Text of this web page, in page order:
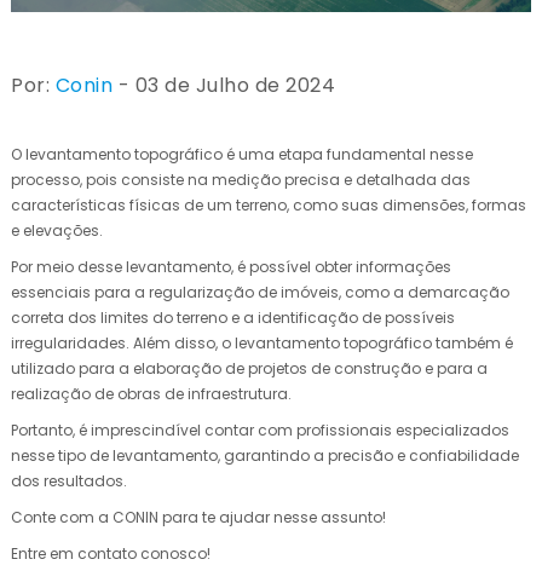
Por: Conin - 03 de Julho de 2024
O levantamento topográfico é uma etapa fundamental nesse
processo, pois consiste na medição precisa e detalhada das
características físicas de um terreno, como suas dimensões, formas
e elevações.
Por meio desse levantamento, é possível obter informações
essenciais para a regularização de imóveis, como a demarcação
correta dos limites do terreno e a identificação de possíveis
irregularidades. Além disso, o levantamento topográfico também é
utilizado para a elaboração de projetos de construção e para a
realização de obras de infraestrutura.
Portanto, é imprescindível contar com profissionais especializados
nesse tipo de levantamento, garantindo a precisão e confiabilidade
dos resultados.
Conte com a CONIN para te ajudar nesse assunto!
Entre em contato conosco!